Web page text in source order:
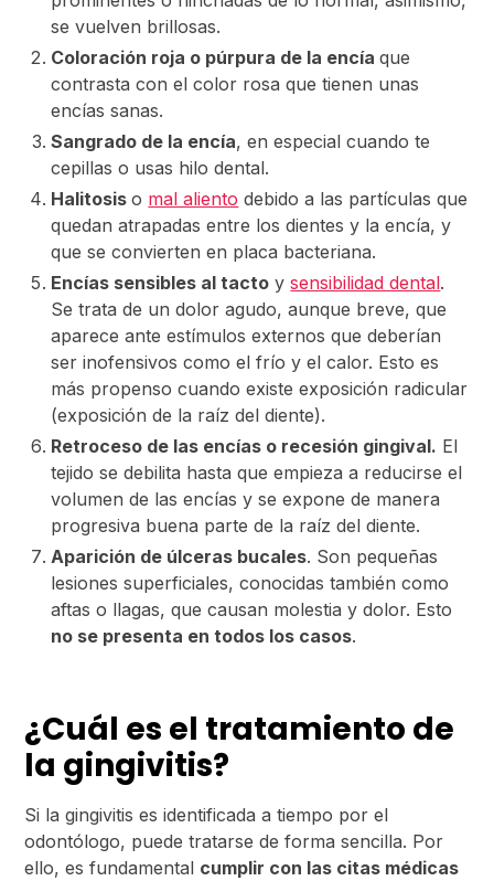
se vuelven brillosas.
Coloración roja o púrpura de la encíaque
contrasta con el color rosa que tienen unas
encías sanas.
Sangrado de la encía, en especial cuando te
cepillas o usas hilo dental.
Halitosiso mal aliento debido a las partículas que
quedan atrapadas entre los dientes y la encía, y
que se convierten en placa bacteriana.
Encías sensibles al tacto ysensibilidad dental.
Se trata de un dolor agudo, aunque breve, que
aparece ante estímulos externos que deberían
ser inofensivos como el frío y el calor. Esto es
más propenso cuando existe exposición radicular
(exposición de la raíz del diente).
Retroceso de las encías o recesión gingival. El
tejido se debilita hasta que empieza a reducirse el
volumen de las encías y se expone de manera
progresiva buena parte de la raíz del diente.
Aparición de úlceras bucales. Son pequeñas
lesiones superficiales, conocidas también como
aftas o llagas, que causan molestia y dolor. Esto
no se presenta en todos los casos.
¿Cuál es el tratamiento de
la gingivitis?
Si la gingivitis es identificada a tiempo por el
odontólogo, puede tratarse de forma sencilla. Por
ello, es fundamental cumplir con las citas médicas